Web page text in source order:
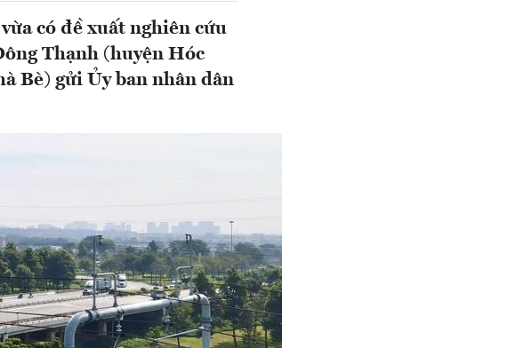
có đề xuất nghiên cứu
Thạnh (huyện Hóc
Bè) gửi Ủy ban nhân dân